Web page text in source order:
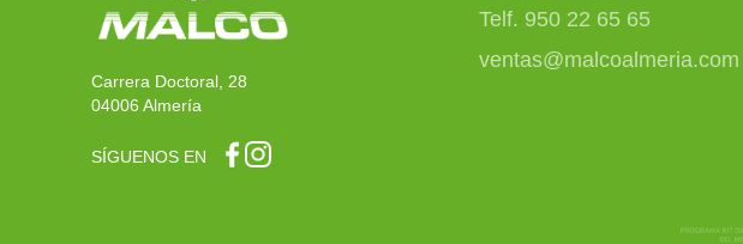
Carrera Doctoral, 28
04006 Almería
SÍGUENOS EN
Telf. 950 22 65 65
ventas@malcoalmeria.com